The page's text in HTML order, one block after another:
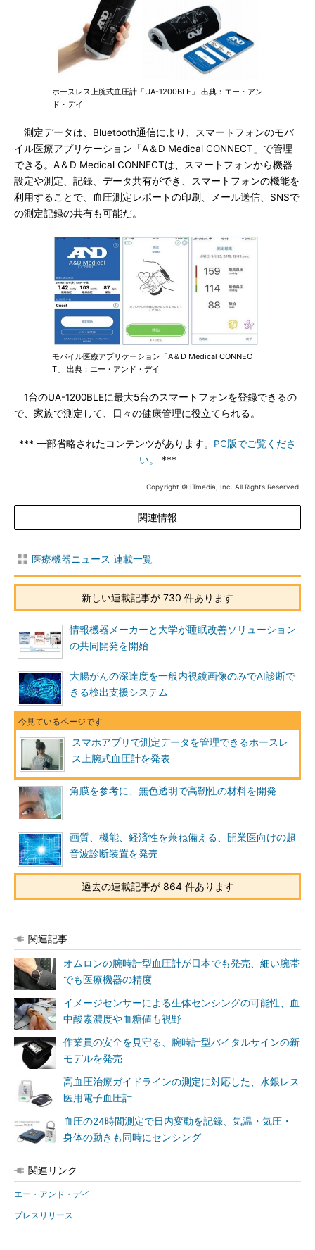
ホースレス上腕式血圧計「UA-1200BLE」 出典：エー・アン
ド・デイ
測定データは、Bluetooth通信により、スマートフォンのモバ
イル医療アプリケーション「A＆D Medical CONNECT」で管理
できる。A＆D Medical CONNECTは、スマートフォンから機器
設定や測定、記録、データ共有ができ、スマートフォンの機能を
利用することで、血圧測定レポートの印刷、メール送信、SNSで
の測定記録の共有も可能だ。
モバイル医療アプリケーション「A＆D Medical CONNEC
T」 出典：エー・アンド・デイ
1台のUA-1200BLEに最大5台のスマートフォンを登録できるの
で、家族で測定して、日々の健康管理に役立てられる。
*** 一部省略されたコンテンツがあります。 PC版でご覧くださ
い。
***
Copyright © ITmedia, Inc. All Rights Reserved.
関連情報
医療機器ニュース 連載一覧
新しい連載記事が 730 件あります
情報機器メーカーと大学が睡眠改善ソリューション
の共同開発を開始
大腸がんの深達度を一般内視鏡画像のみでAI診断で
きる検出支援システム
スマホアプリで測定データを管理できるホースレ
ス上腕式血圧計を発表
角膜を参考に、無色透明で高靭性の材料を開発
画質、機能、経済性を兼ね備える、開業医向けの超
音波診断装置を発売
過去の連載記事が 864 件あります
関連記事
オムロンの腕時計型血圧計が日本でも発売、細い腕帯
でも医療機器の精度
イメージセンサーによる生体センシングの可能性、血
中酸素濃度や血糖値も視野
作業員の安全を見守る、腕時計型バイタルサインの新
モデルを発売
高血圧治療ガイドラインの測定に対応した、水銀レス
医用電子血圧計
血圧の24時間測定で日内変動を記録、気温・気圧・
身体の動きも同時にセンシング
関連リンク
エー・アンド・デイ
プレスリリース